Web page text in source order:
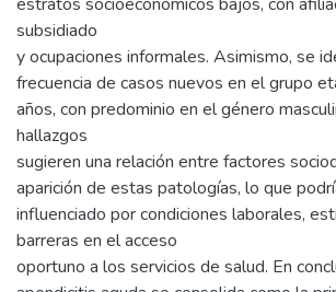
subsidiado
y ocupaciones informales. Asimismo, se
frecuencia de casos nuevos en el grupo
años, con predominio en el género
hallazgos
sugieren una relación entre factores
aparición de estas patologías, lo que
influenciado por condiciones laborales,
barreras en el acceso
oportuno a los servicios de salud. En